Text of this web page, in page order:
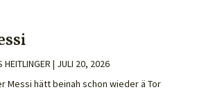
HEITLINGER | JULI 20, 2026
Messi hätt beinah schon wieder ä Tor